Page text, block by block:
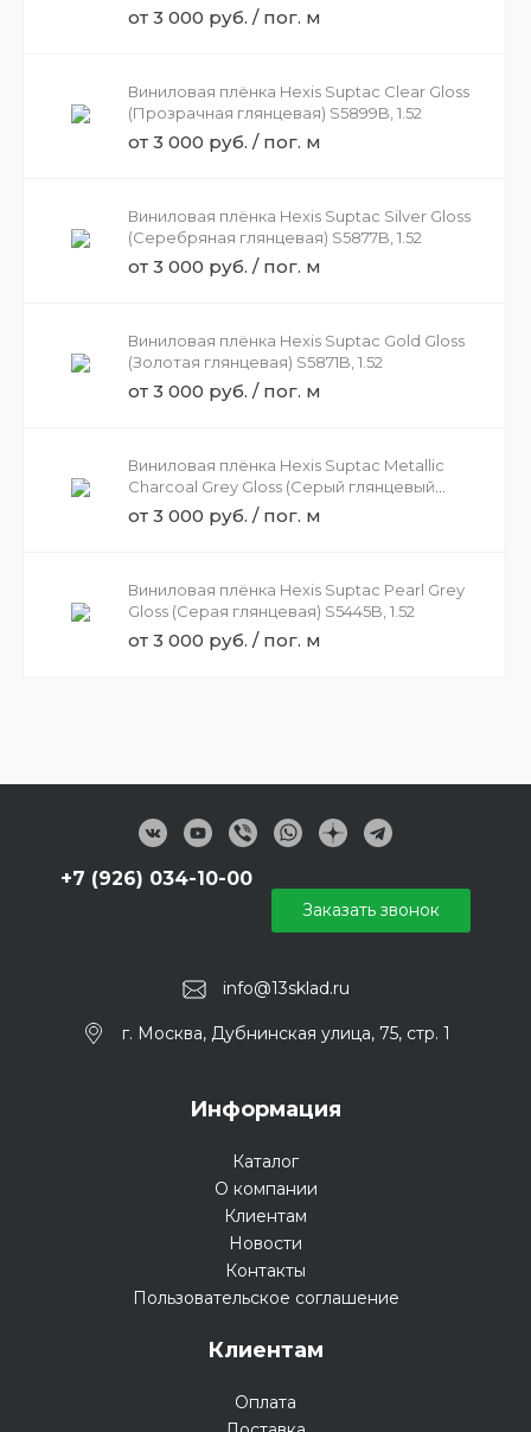
от 3 000 руб. / пог. м
Виниловая плёнка Hexis Suptac Clear Gloss
(Прозрачная глянцевая) S5899B, 1.52
от 3 000 руб. / пог. м
Виниловая плёнка Hexis Suptac Silver Gloss
(Серебряная глянцевая) S5877B, 1.52
от 3 000 руб. / пог. м
Виниловая плёнка Hexis Suptac Gold Gloss
(Золотая глянцевая) S5871B, 1.52
от 3 000 руб. / пог. м
Виниловая плёнка Hexis Suptac Metallic
Charcoal Grey Gloss (Серый глянцевый
металлик) S5433B, 1.52
от 3 000 руб. / пог. м
Виниловая плёнка Hexis Suptac Pearl Grey
Gloss (Серая глянцевая) S5445B, 1.52
от 3 000 руб. / пог. м
info@13sklad.ru
+7 (926) 034-10-00
г. Москва, Дубнинская улица, 75, стр. 1
Заказать звонок
Информация
Каталог
О компании
Клиентам
Новости
Контакты
Пользовательское соглашение
Клиентам
Оплата